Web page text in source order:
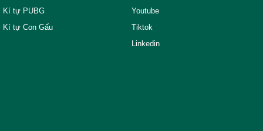
Kí tự PUBG
Kí tự Con Gấu
Youtube
Tiktok
Linkedin